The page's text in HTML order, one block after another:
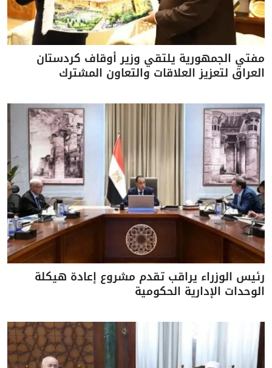
مفتي الجمهورية يلتقي وزير أوقاف كردستان
العراق لتعزيز العلاقات والتعاون المشترك
رئيس الوزراء يراقب تقدم مشروع إعادة هيكلة
الوحدات الإدارية الحكومية